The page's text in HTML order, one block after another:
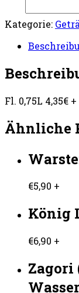
Kategorie:
Fl. 0,75L 4,35€
Ähnliche
€5,90 +
König
€6,90 +
Zagori